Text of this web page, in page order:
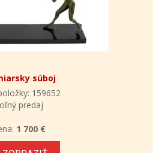
súboj
159652
predaj
1 700 €